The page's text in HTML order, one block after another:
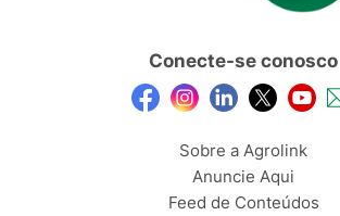
Conecte-se conosco
Sobre a Agrolink
Anuncie Aqui
Feed de Conteúdos